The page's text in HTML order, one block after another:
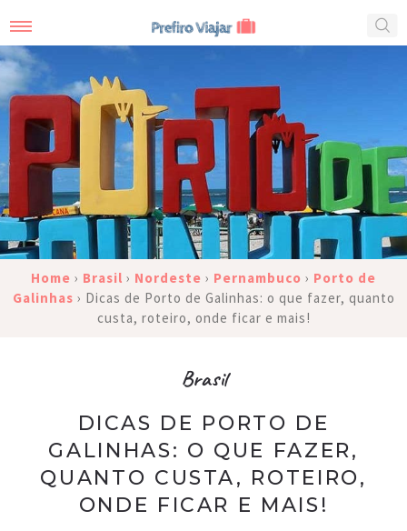
Home › Brasil › Nordeste › Pernambuco › Porto de
Galinhas › Dicas de Porto de Galinhas: o que fazer, quanto
custa, roteiro, onde ficar e mais!
Brasil
DICAS DE PORTO DE
GALINHAS: O QUE FAZER,
QUANTO CUSTA, ROTEIRO,
ONDE FICAR E MAIS!